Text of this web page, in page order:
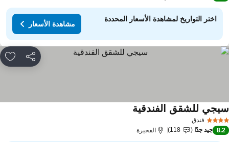
اختر التواريخ لمشاهدة الأسعار المحددة
مشاهدة الأسعار
مشاركة
فندق
للشقق الفندقية
8.2 جيد جدًا 118 الفجيرة